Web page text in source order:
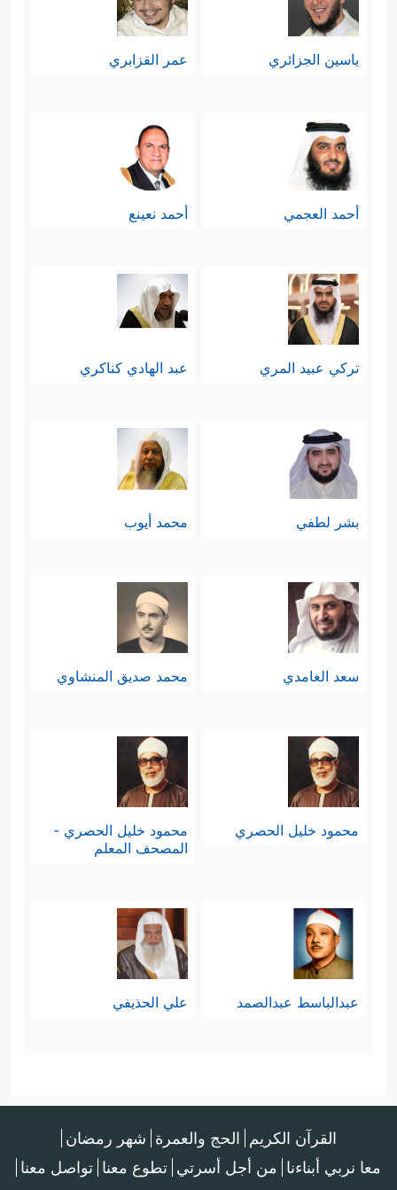
ياسين الجزائري عمر القزابري
أحمد العجمي أحمد نعينع
تركي عبيد المري عبد الهادي كناكري
بشر لطفي محمد أيوب
سعد الغامدي محمد صديق المنشاوي
محمود خليل الحصري
محمود خليل الحصري -
المصحف المعلم
عبدالباسط عبدالصمد علي الحذيفي
القرآن الكريم الحج والعمرة شهر رمضان
معا نربي أبناءنا من أجل أسرتي تطوع معنا تواصل معنا